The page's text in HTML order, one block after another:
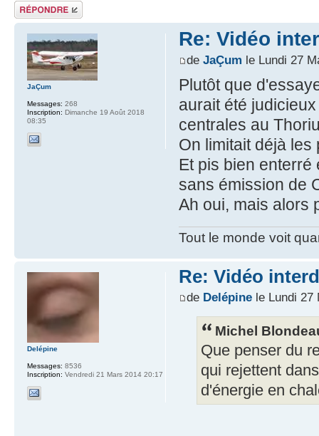
Répondre
Re: Vidéo
de JaÇum le Lundi 27
Plutôt que
aurait été
centrales au
On limitait déjà
Et pis bien
sans émission de
Ah oui, mais alors
Tout le monde voit
JaÇum
Messages: 268
Inscription: Dimanche 19 Août 2018
08:35
Re: Vidéo
de Delépinele Lundi 27
Michel
Que penser du
qui rejettent
d'énergie en
Delépine
Messages: 8536
Inscription: Vendredi 21 Mars 2014 20:17